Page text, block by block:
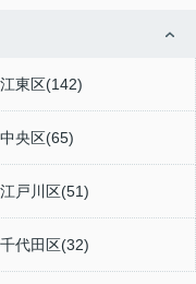
江東区(142)
中央区(65)
江戸川区(51)
千代田区(32)